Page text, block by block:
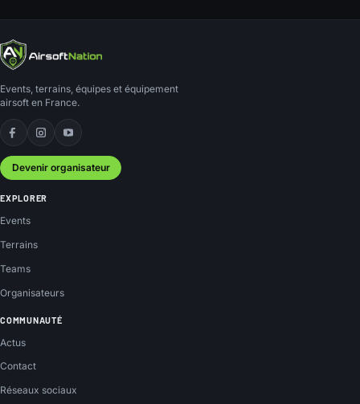
Events, terrains, équipes et équipement
airsoft en France.
Facebook
Instagram
YouTube
Devenir organisateur
EXPLORER
Events
Terrains
Teams
Organisateurs
COMMUNAUTÉ
Actus
Contact
Réseaux sociaux